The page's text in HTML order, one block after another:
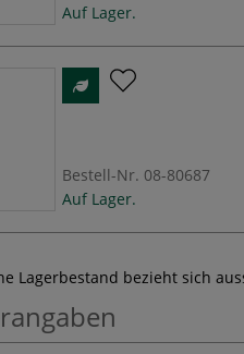
Auf Lager.
Bestell-Nr. 08-80687
Auf Lager.
Lagerbestand bezieht sich